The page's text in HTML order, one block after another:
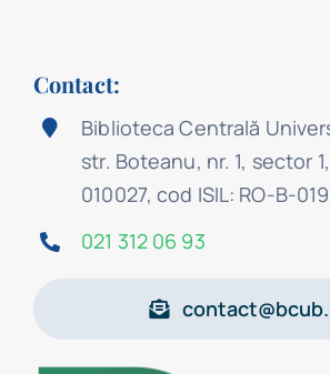
Contact:
Biblioteca Centrală
str. Boteanu, nr. 1, sector
010027, cod ISIL: RO-B-
021 312 06 93